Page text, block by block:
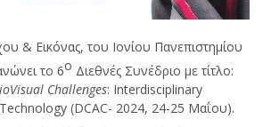
& Εικόνας, του Ιονίου Πανεπιστημίου
το 6ο Διεθνές Συνέδριο με τίτλο:
Challenges: Interdisciplinary
(DCAC- 2024, 24-25 Μαΐου).